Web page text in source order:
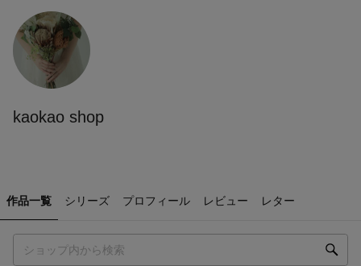
kaokao shop
作品一覧 シリーズ プロフィール レビュー レター